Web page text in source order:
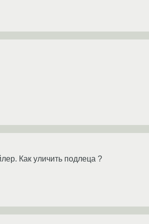
Как уличить подлеца ?